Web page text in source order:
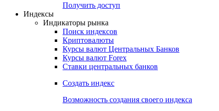
Получить доступ
Индексы
Индикаторы рынка
Поиск индексов
Криптовалюты
Курсы валют Центральных Банков
Курсы валют Forex
Ставки центральных банков
Создать индекс
Возможность создания своего индекса